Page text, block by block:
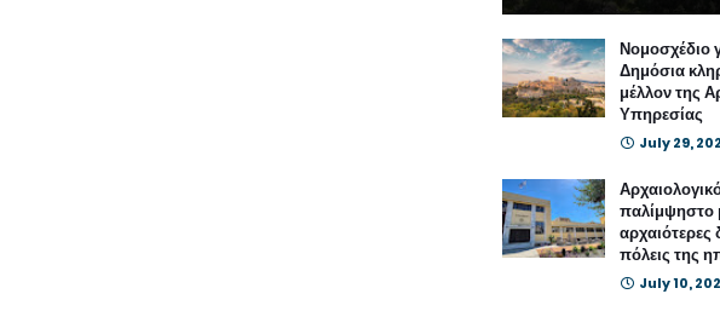
Νομοσχέδιο
Δημόσια
μέλλον της
Υπηρεσίας
July 29,
παλίμψηστο
αρχαιότερες
πόλεις της
July 10,